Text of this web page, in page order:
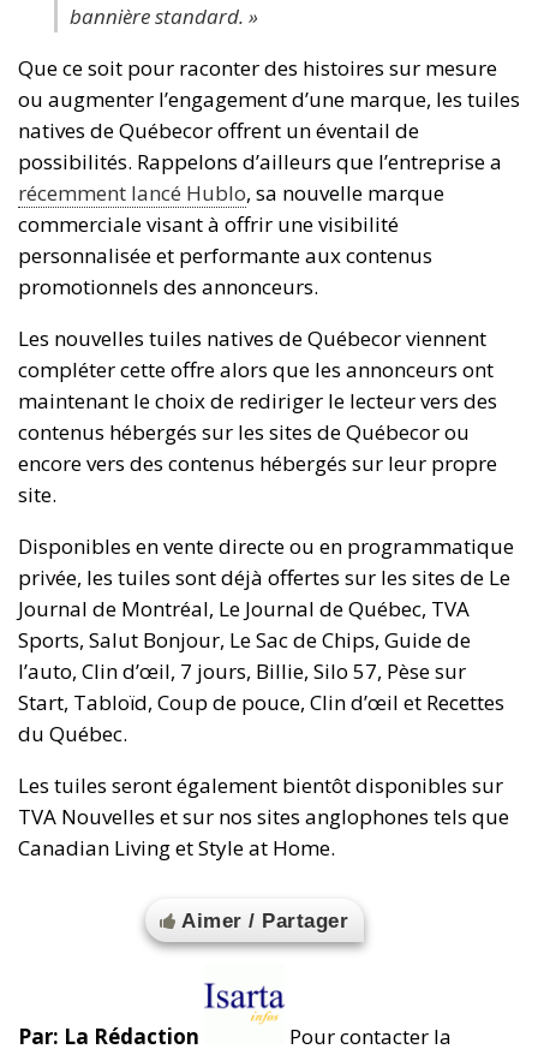
bannière standard. »
Que ce soit pour raconter des histoires sur mesure
ou augmenter l’engagement d’une marque, les tuiles
natives de Québecor offrent un éventail de
possibilités. Rappelons d’ailleurs que l’entreprise a
récemment lancé Hublo, sa nouvelle marque
commerciale visant à offrir une visibilité
personnalisée et performante aux contenus
promotionnels des annonceurs.
Les nouvelles tuiles natives de Québecor viennent
compléter cette offre alors que les annonceurs ont
maintenant le choix de rediriger le lecteur vers des
contenus hébergés sur les sites de Québecor ou
encore vers des contenus hébergés sur leur propre
site.
Disponibles en vente directe ou en programmatique
privée, les tuiles sont déjà offertes sur les sites de Le
Journal de Montréal, Le Journal de Québec, TVA
Sports, Salut Bonjour, Le Sac de Chips, Guide de
l’auto, Clin d’œil, 7 jours, Billie, Silo 57, Pèse sur
Start, Tabloïd, Coup de pouce, Clin d’œil et Recettes
du Québec.
Les tuiles seront également bientôt disponibles sur
TVA Nouvelles et sur nos sites anglophones tels que
Canadian Living et Style at Home.
Aimer / Partager
Par: La Rédaction
Pour contacter la